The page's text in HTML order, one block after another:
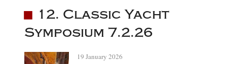
12. Classic Yacht
Symposium 7.2.26
19 January 2026